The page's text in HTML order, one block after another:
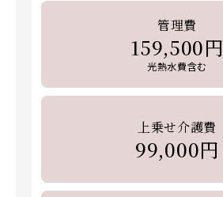
管理費
159,500円
光熱水費含む
上乗せ介護費
99,000円